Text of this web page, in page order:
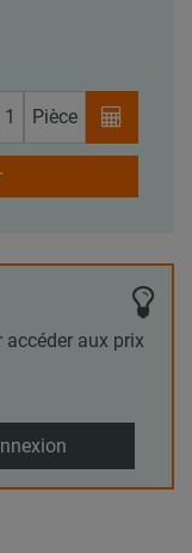
Pièce
aux prix